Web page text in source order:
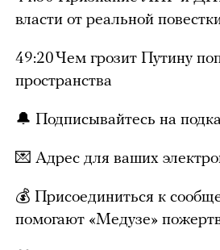
власти от реальной
49:20 Чем грозит Путину
пространства
🔔 Подписывайтесь на
💌 Адрес для ваших
💰 Присоединиться к
помогают «Медузе»